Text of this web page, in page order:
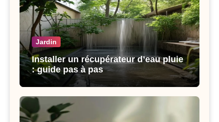
Jardin
Installer un récupérateur d’eau pluie
: guide pas à pas